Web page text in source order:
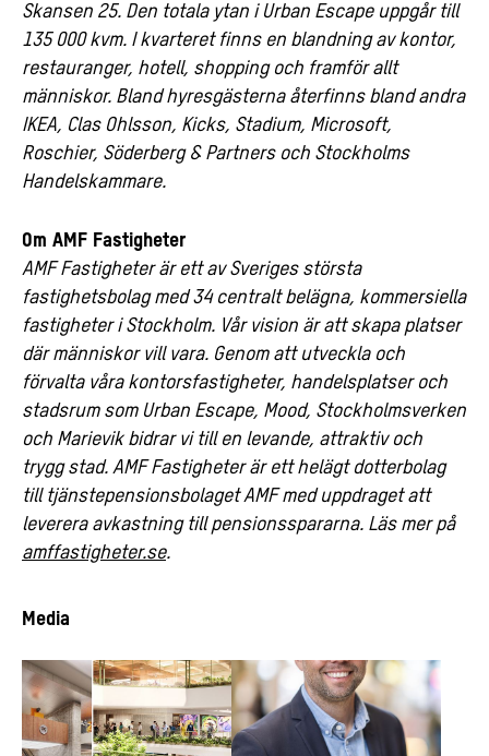
Skansen 25. Den totala ytan i Urban Escape uppgår till
135 000 kvm. I kvarteret finns en blandning av kontor,
restauranger, hotell, shopping och framför allt
människor. Bland hyresgästerna återfinns bland andra
IKEA, Clas Ohlsson, Kicks, Stadium, Microsoft,
Roschier, Söderberg & Partners och Stockholms
Handelskammare.
Om AMF Fastigheter
AMF Fastigheter är ett av Sveriges största
fastighetsbolag med 34 centralt belägna, kommersiella
fastigheter i Stockholm. Vår vision är att skapa platser
där människor vill vara. Genom att utveckla och
förvalta våra kontorsfastigheter, handelsplatser och
stadsrum som Urban Escape, Mood, Stockholmsverken
och Marievik bidrar vi till en levande, attraktiv och
trygg stad. AMF Fastigheter är ett helägt dotterbolag
till tjänstepensionsbolaget AMF med uppdraget att
leverera avkastning till pensionsspararna. Läs mer på
amffastigheter.se.
Media